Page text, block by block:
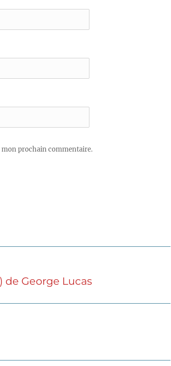
prochain commentaire.
de George Lucas